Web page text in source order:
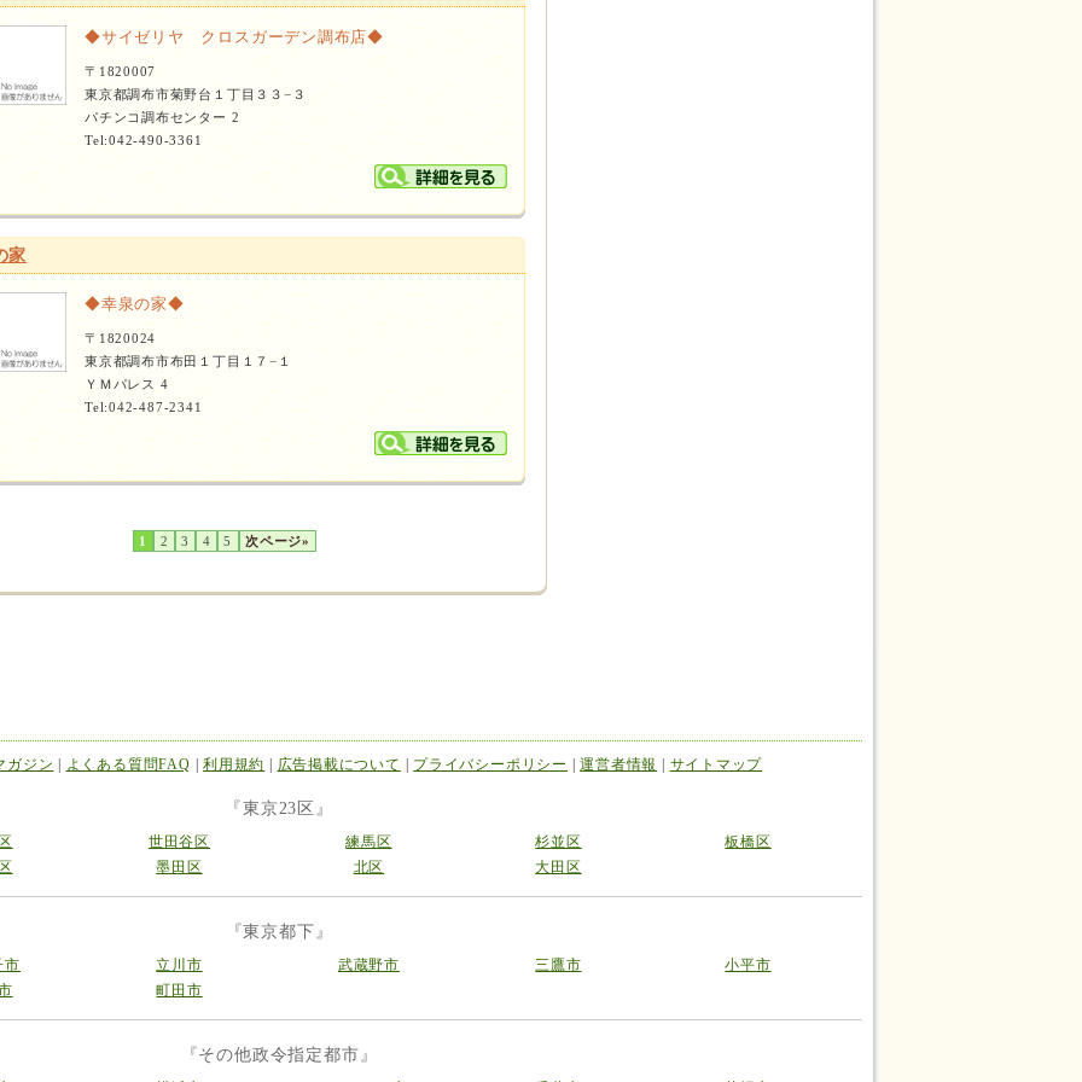
◆サイゼリヤ クロスガーデン調布店◆
〒1820007
東京都調布市菊野台１丁目３３−３
パチンコ調布センター 2
Tel:042-490-3361
家
◆幸泉の家◆
〒1820024
東京都調布市布田１丁目１７−１
ＹＭパレス 4
Tel:042-487-2341
1 2 3 4 5 次ページ»
ガジン よくある質問FAQ |利用規約 広告掲載について プライバシーポリシー |運営者情報 サイトマップ
『東京23区』
世田谷区 練馬区 杉並区
板橋区
墨田区 北区 大田区
『東京都下』
市 立川市 武蔵野市 三鷹市
小平市
町田市
『その他政令指定都市』